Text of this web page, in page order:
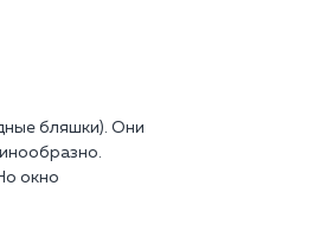
бляшки). Они
окно